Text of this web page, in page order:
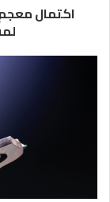
اكتمال معجم